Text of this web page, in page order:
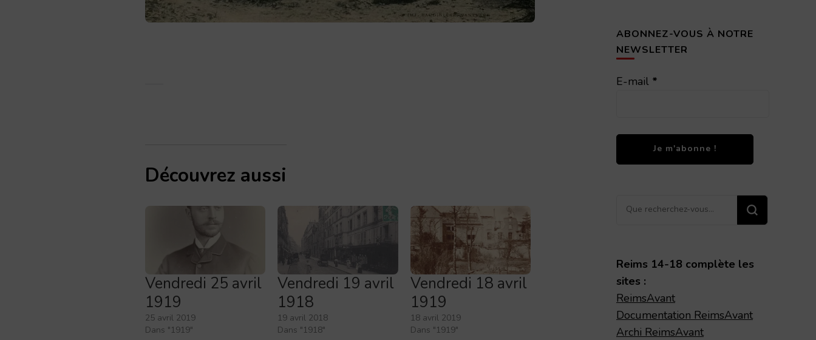
Découvrez aussi
Vendredi 25 avril
1919
25 avril 2019
Dans "1919"
Vendredi 19 avril
1918
19 avril 2018
Dans "1918"
Vendredi 18 avril
1919
18 avril 2019
Dans "1919"
ABONNEZ-VOUS À NOTRE
NEWSLETTER
E-mail *
Vous
Reims 14-18 complète les
sites :
ReimsAvant
Documentation ReimsAvant
Archi ReimsAvant